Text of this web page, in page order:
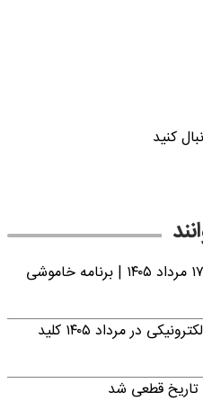
کنید
جدول قطعی برق کرمان روز شنبه ۱۷ مرداد ۱۴۰۵ | برنامه خاموشی
خبر فوری؛ افزایش اعتبار کالابرگ الکترونیکی در مرداد ۱۴۰۵ کلید
تاریخ قطعی شد